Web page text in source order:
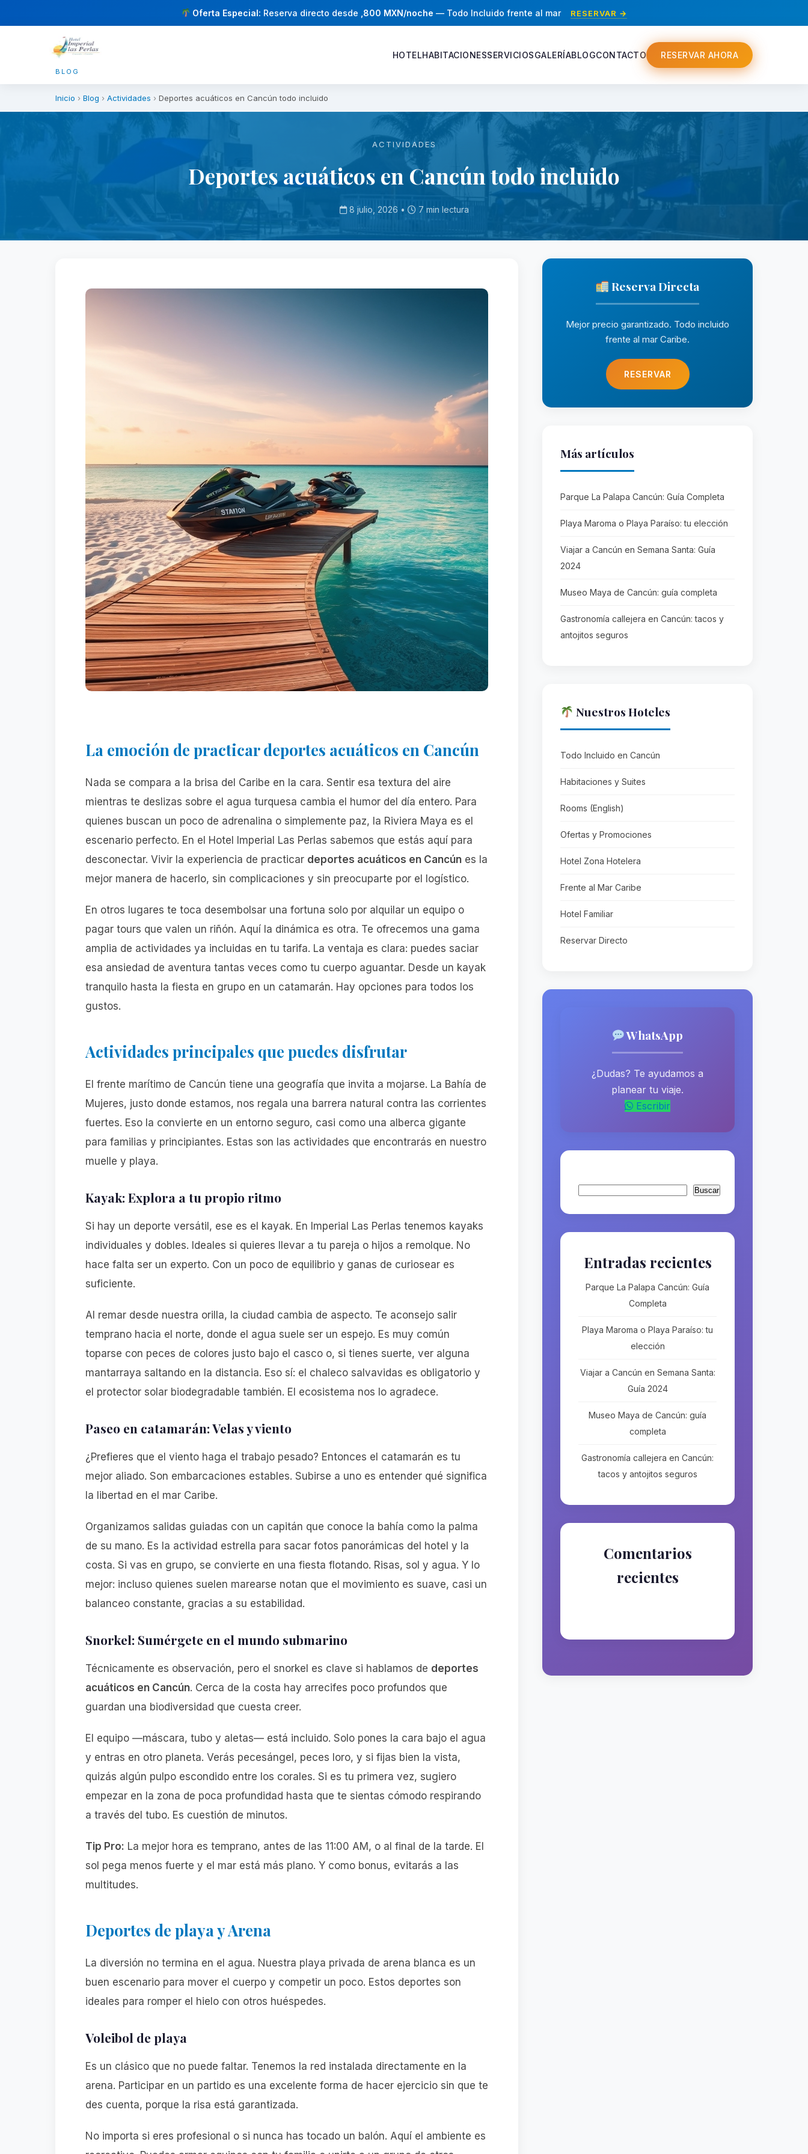
Oferta Especial: Reserva directo desde ,800 MXN/noche — Todo Incluido frente al mar RESERVAR →
BLOG
HOTELHABITACIONESSERVICIOSGALERÍABLOGCONTACTO RESERVAR AHORA
Inicio › Blog › Actividades › Deportes acuáticos en Cancún todo incluido
ACTIVIDADES
Deportes acuáticos en Cancún todo incluido
8 julio, 2026 • 7 min lectura
La emoción de practicar deportes acuáticos en Cancún
Nada se compara a la brisa del Caribe en la cara. Sentir esa textura del aire
mientras te deslizas sobre el agua turquesa cambia el humor del día entero. Para
quienes buscan un poco de adrenalina o simplemente paz, la Riviera Maya es el
escenario perfecto. En el Hotel Imperial Las Perlas sabemos que estás aquí para
desconectar. Vivir la experiencia de practicar deportes acuáticos en Cancún es la
mejor manera de hacerlo, sin complicaciones y sin preocuparte por el logístico.
En otros lugares te toca desembolsar una fortuna solo por alquilar un equipo o
pagar tours que valen un riñón. Aquí la dinámica es otra. Te ofrecemos una gama
amplia de actividades ya incluidas en tu tarifa. La ventaja es clara: puedes saciar
esa ansiedad de aventura tantas veces como tu cuerpo aguantar. Desde un kayak
tranquilo hasta la fiesta en grupo en un catamarán. Hay opciones para todos los
gustos.
Actividades principales que puedes disfrutar
El frente marítimo de Cancún tiene una geografía que invita a mojarse. La Bahía de
Mujeres, justo donde estamos, nos regala una barrera natural contra las corrientes
fuertes. Eso la convierte en un entorno seguro, casi como una alberca gigante
para familias y principiantes. Estas son las actividades que encontrarás en nuestro
muelle y playa.
Kayak: Explora a tu propio ritmo
Si hay un deporte versátil, ese es el kayak. En Imperial Las Perlas tenemos kayaks
individuales y dobles. Ideales si quieres llevar a tu pareja o hijos a remolque. No
hace falta ser un experto. Con un poco de equilibrio y ganas de curiosear es
suficiente.
Al remar desde nuestra orilla, la ciudad cambia de aspecto. Te aconsejo salir
temprano hacia el norte, donde el agua suele ser un espejo. Es muy común
toparse con peces de colores justo bajo el casco o, si tienes suerte, ver alguna
mantarraya saltando en la distancia. Eso sí: el chaleco salvavidas es obligatorio y
el protector solar biodegradable también. El ecosistema nos lo agradece.
Paseo en catamarán: Velas y viento
¿Prefieres que el viento haga el trabajo pesado? Entonces el catamarán es tu
mejor aliado. Son embarcaciones estables. Subirse a uno es entender qué significa
la libertad en el mar Caribe.
Organizamos salidas guiadas con un capitán que conoce la bahía como la palma
de su mano. Es la actividad estrella para sacar fotos panorámicas del hotel y la
costa. Si vas en grupo, se convierte en una fiesta flotando. Risas, sol y agua. Y lo
mejor: incluso quienes suelen marearse notan que el movimiento es suave, casi un
balanceo constante, gracias a su estabilidad.
Snorkel: Sumérgete en el mundo submarino
Técnicamente es observación, pero el snorkel es clave si hablamos de deportes
acuáticos en Cancún. Cerca de la costa hay arrecifes poco profundos que
guardan una biodiversidad que cuesta creer.
El equipo —máscara, tubo y aletas— está incluido. Solo pones la cara bajo el agua
y entras en otro planeta. Verás pecesángel, peces loro, y si fijas bien la vista,
quizás algún pulpo escondido entre los corales. Si es tu primera vez, sugiero
empezar en la zona de poca profundidad hasta que te sientas cómodo respirando
a través del tubo. Es cuestión de minutos.
Tip Pro: La mejor hora es temprano, antes de las 11:00 AM, o al final de la tarde. El
sol pega menos fuerte y el mar está más plano. Y como bonus, evitarás a las
multitudes.
Deportes de playa y Arena
La diversión no termina en el agua. Nuestra playa privada de arena blanca es un
buen escenario para mover el cuerpo y competir un poco. Estos deportes son
ideales para romper el hielo con otros huéspedes.
Voleibol de playa
Es un clásico que no puede faltar. Tenemos la red instalada directamente en la
arena. Participar en un partido es una excelente forma de hacer ejercicio sin que te
des cuenta, porque la risa está garantizada.
No importa si eres profesional o si nunca has tocado un balón. Aquí el ambiente es
Reserva Directa
Mejor precio garantizado. Todo incluido
frente al mar Caribe.
RESERVAR
Más artículos
Parque La Palapa Cancún: Guía Completa
Playa Maroma o Playa Paraíso: tu elección
Viajar a Cancún en Semana Santa: Guía
2024
Museo Maya de Cancún: guía completa
Gastronomía callejera en Cancún: tacos y
antojitos seguros
Nuestros Hoteles
Todo Incluido en Cancún
Habitaciones y Suites
Rooms (English)
Ofertas y Promociones
Hotel Zona Hotelera
Frente al Mar Caribe
Hotel Familiar
Reservar Directo
WhatsApp
¿Dudas? Te ayudamos a
planear tu viaje.
Escribir
Buscar
Entradas recientes
Parque La Palapa Cancún: Guía
Completa
Playa Maroma o Playa Paraíso: tu
elección
Viajar a Cancún en Semana Santa:
Guía 2024
Museo Maya de Cancún: guía
completa
Gastronomía callejera en Cancún:
tacos y antojitos seguros
Comentarios
recientes